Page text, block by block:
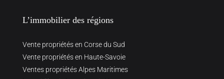
L’immobilier des régions
Vente propriétés en Corse du Sud
Vente propriétés en Haute-Savoie
Ventes propriétés Alpes Maritimes